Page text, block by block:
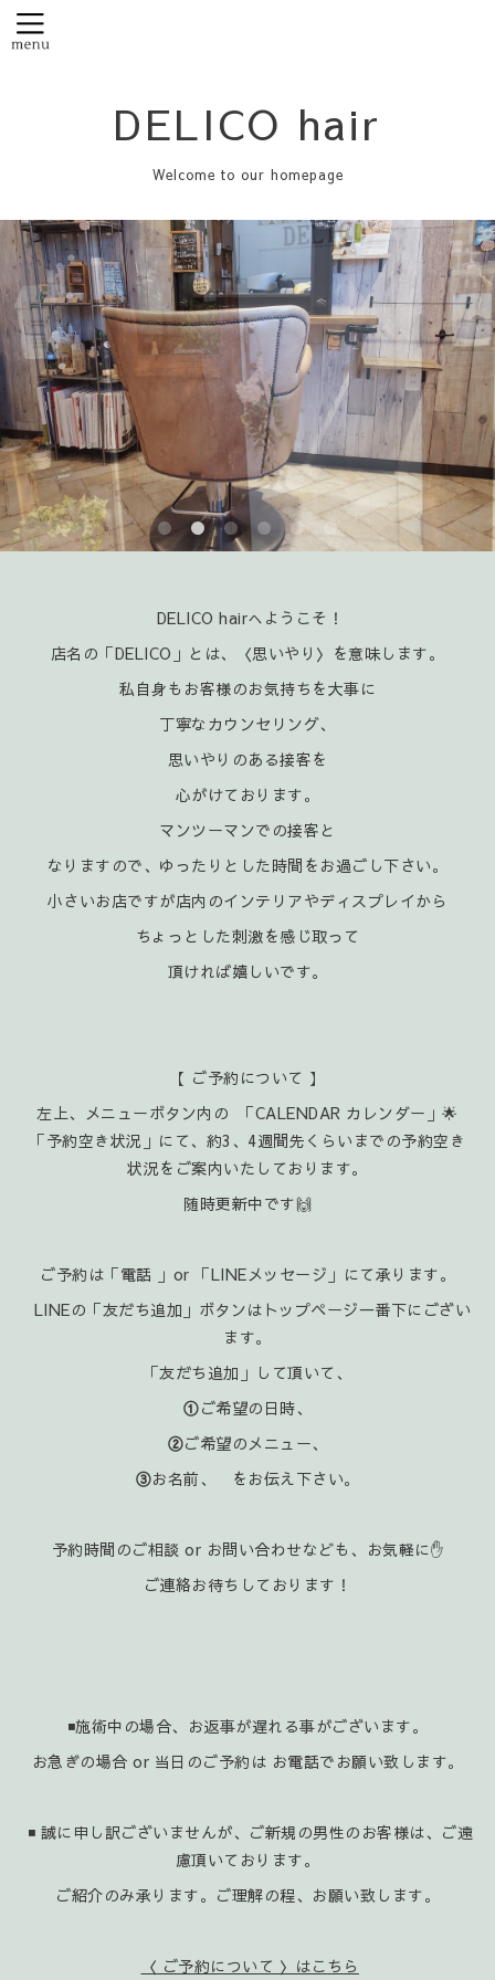
DELICO hair
Welcome to our homepage
DELICO hairへようこそ！
店名の「DELICO」とは、〈思いやり〉を意味します。
私自身もお客様のお気持ちを大事に
丁寧なカウンセリング、
思いやりのある接客を
心がけております。
マンツーマンでの接客と
なりますので、ゆったりとした時間をお過ごし下さい。
小さいお店ですが店内のインテリアやディスプレイから
ちょっとした刺激を感じ取って
頂ければ嬉 しいです。
【 ご予約について 】
左上、メニューボタン内の 「CALENDAR カレンダー」🌟
「予約空き状況」にて、約3、4週間先くらいまでの予約空き
状況をご案内いたしております。
随時更新中です🙌
ご予約は「電話 」or 「LINEメッセージ」にて承ります。
LINEの「友だち追加」ボタンはトップページ一番下にござい
ます。
「友だち追加」して頂いて、
①ご希望の日時、
②ご希望のメニュー、
③お名前、 をお伝え下さい。
予約時間のご相談 or お問い合わせなども、お気軽に✋️
ご連絡お待ちしております！
◾施術中の場合、お返事が遅れる事がございます。
お急ぎの場合 or 当日のご予約は お電話でお願い致します。
◾ 誠に申し訳ございませんが、ご新規の男性のお客様は、ご遠
慮頂いております。
ご紹介のみ承ります。ご理解の程、お願い致します。
〈 ご予約について 〉はこちら